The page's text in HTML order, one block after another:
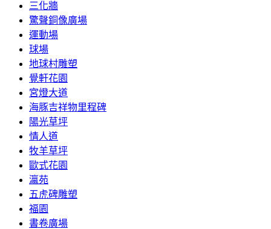
三化牆
驚聲銅像廣場
運動場
球場
地球村雕塑
覺軒花園
宮燈大道
海豚吉祥物里程碑
陽光草坪
情人道
牧羊草坪
歐式花園
瀛苑
五虎碑雕塑
福園
書卷廣場